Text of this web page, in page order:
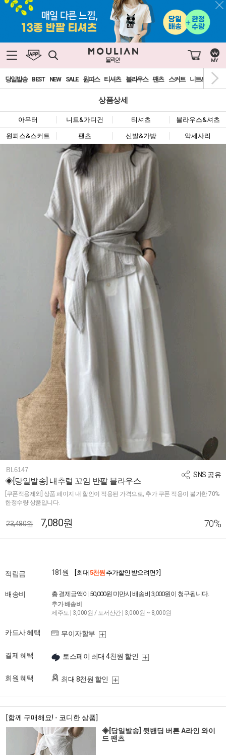
당일발송 BEST NEW SALE 원피스 티셔츠 블라우스 팬츠 스커트 니트&가디건
상품상세
아우터 니트&가디건 티셔츠 블라우스&셔츠
원피스&스커트 팬츠 신발&가방 악세사리
SNS 공유
BL6147
◈[당일발송] 내추럴 꼬임 반팔 블라우스
[쿠폰적용제외] 상품 페이지 내 할인이 적용된 가격으로, 추가 쿠폰 적용이 불가한 70%
한정수량 상품입니다.
23,480원 7,080원 70%
적립금 181원 [ 최대 5천원 추가할인 받으려면? ]
배송비 총 결제금액이 50,000원 미만시 배송비 3,000원이 청구됩니다.
추가 배송비
제주도 | 3,000원 / 도서산간 | 3,000원 ~ 8,000원
카드사 혜택 무이자할부
결제 혜택 토스페이 최대 4천원 할인
회원 혜택 최대 8천원 할인
[함께 구매해요! - 코디한 상품]
◈[당일발송] 뒷밴딩 버튼 A라인 와이
드 팬츠